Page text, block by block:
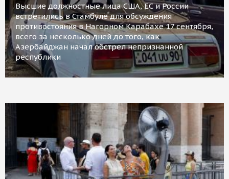
Высшие должностные лица США, ЕС и России
встретились в Стамбуле для обсуждения
противостояния в Нагорном Карабахе 17 сентября,
всего за несколько дней до того, как
Азербайджан начал обстрел непризнанной
республики